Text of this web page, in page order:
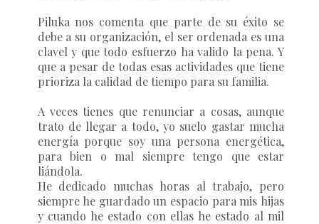
Piluka nos comenta que parte de su éxito se
debe a su organización, el ser ordenada es una
clavel y que todo esfuerzo ha valido la pena. Y
que a pesar de todas esas actividades que tiene
prioriza la calidad de tiempo para su familia.
A veces tienes que renunciar a cosas, aunque
trato de llegar a todo, yo suelo gastar mucha
energía porque soy una persona energética,
para bien o mal siempre tengo que estar
liándola.
He dedicado muchas horas al trabajo, pero
siempre he guardado un espacio para mis hijas
y cuando he estado con ellas he estado al mil